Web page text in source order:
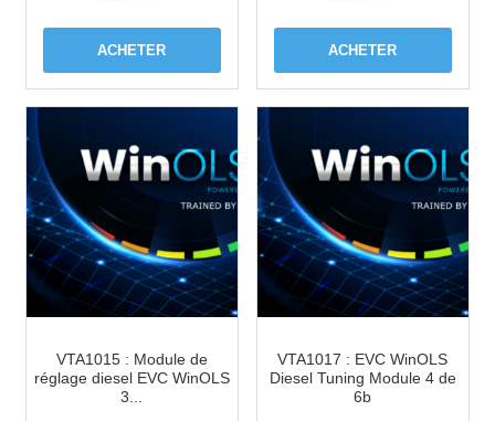
ACHETER ACHETER
VTA1015 : Module de
réglage diesel EVC WinOLS
3...
VTA1017 : EVC WinOLS
Diesel Tuning Module 4 de
6b